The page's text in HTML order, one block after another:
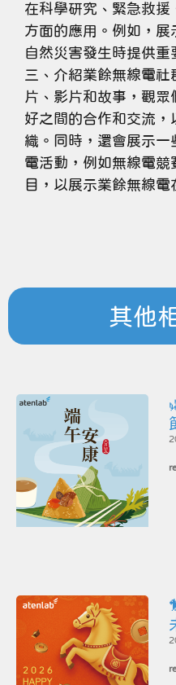
在科學研究、緊急救
方面的應用。例如，
自然災害發生時提供重
三、介紹業餘無線電社
片、影片和故事，觀眾
好之間的合作和交流，
織。同時，還會展示
電活動，例如無線電
目，以展示業餘無線電
其他